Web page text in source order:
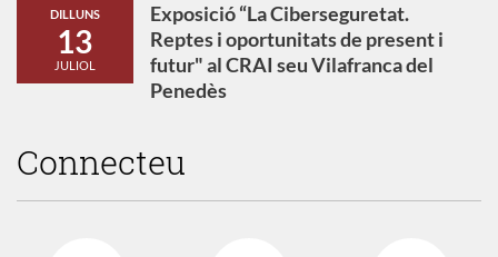
DILLUNS
13
JULIOL
Exposició “La Ciberseguretat.
Reptes i oportunitats de present i
futur" al CRAI seu Vilafranca del
Penedès
Connecteu